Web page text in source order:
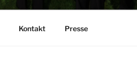
Kontakt Presse